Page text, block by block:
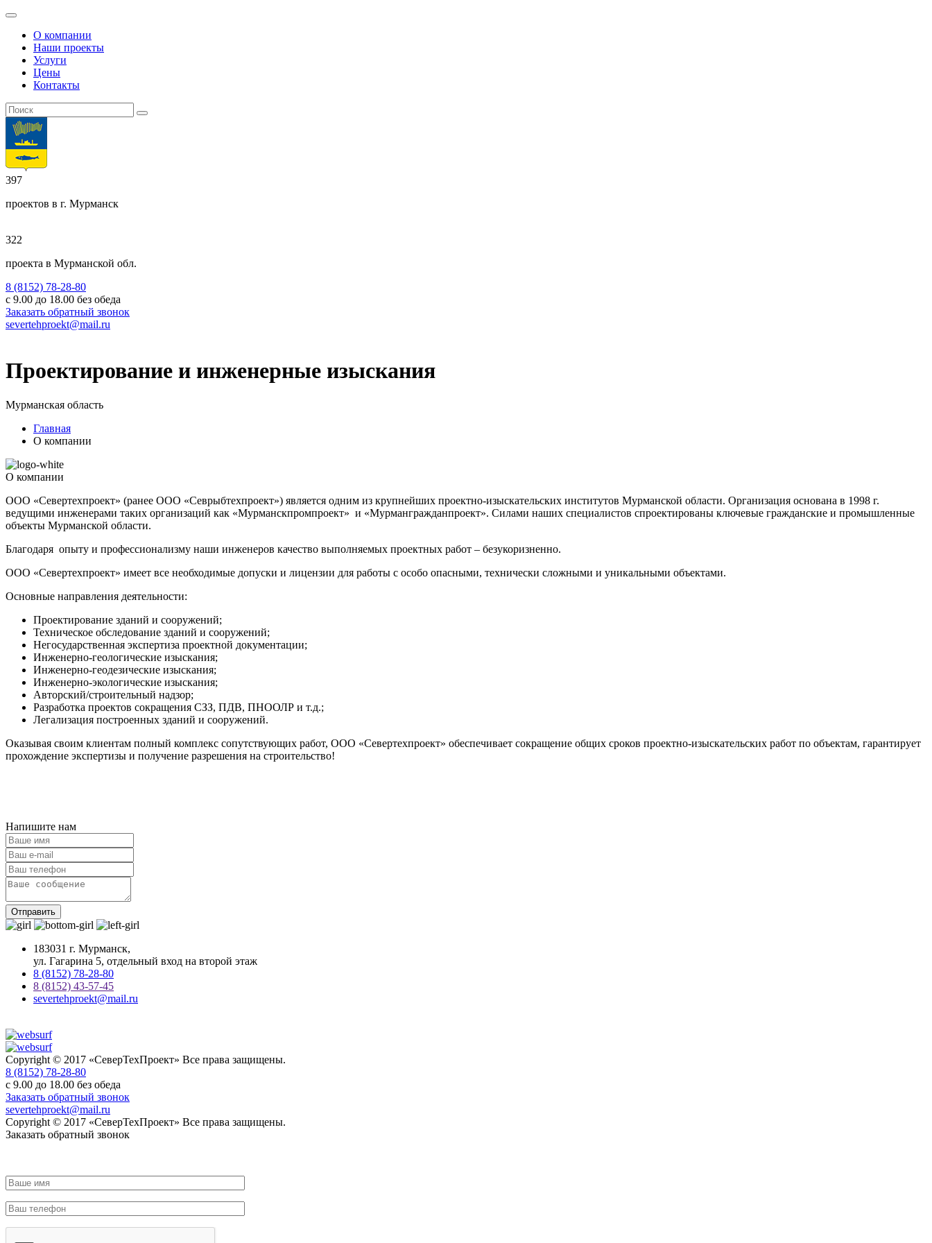
О компании
Наши проекты
Услуги
Цены
Контакты
397
проектов в г. Мурманск
322
проекта в Мурманской обл.
8 (8152) 78-28-80
с 9.00 до 18.00 без обеда
Заказать обратный звонок
severtehproekt@mail.ru
Проектирование и инженерные изыскания
Мурманская область
Главная
О компании
О компании
ООО «Севертехпроект» (ранее ООО «Севрыбтехпроект») является одним из крупнейших проектно-изыскательских институтов Мурманской области. Организация основана в 1998 г.
ведущими инженерами таких организаций как «Мурманскпромпроект» и «Мурмангражданпроект». Силами наших специалистов спроектированы ключевые гражданские и промышленные
объекты Мурманской области.
Благодаря опыту и профессионализму наши инженеров качество выполняемых проектных работ – безукоризненно.
ООО «Севертехпроект» имеет все необходимые допуски и лицензии для работы с особо опасными, технически сложными и уникальными объектами.
Основные направления деятельности:
Проектирование зданий и сооружений;
Техническое обследование зданий и сооружений;
Негосударственная экспертиза проектной документации;
Инженерно-геологические изыскания;
Инженерно-геодезические изыскания;
Инженерно-экологические изыскания;
Авторский/строительный надзор;
Разработка проектов сокращения СЗЗ, ПДВ, ПНООЛР и т.д.;
Легализация построенных зданий и сооружений.
Оказывая своим клиентам полный комплекс сопутствующих работ, ООО «Севертехпроект» обеспечивает сокращение общих сроков проектно-изыскательских работ по объектам, гарантирует
прохождение экспертизы и получение разрешения на строительство!
Напишите нам
183031 г. Мурманск,
ул. Гагарина 5, отдельный вход на второй этаж
8 (8152) 78-28-80
8 (8152) 43-57-45
severtehproekt@mail.ru
Copyright © 2017 «СеверТехПроект» Все права защищены.
8 (8152) 78-28-80
с 9.00 до 18.00 без обеда
Заказать обратный звонок
severtehproekt@mail.ru
Copyright © 2017 «СеверТехПроект» Все права защищены.
Заказать обратный звонок